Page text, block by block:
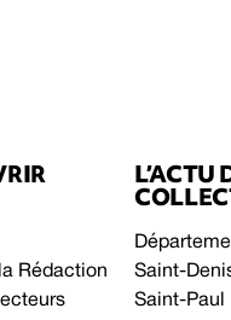
Rédaction
L’ACTU
Saint-
Saint-Paul